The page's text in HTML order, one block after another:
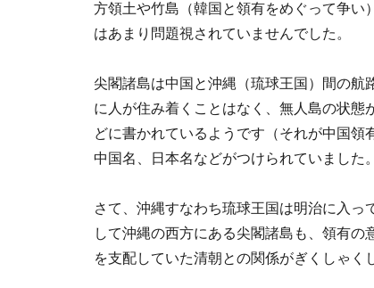
方領土や竹島（韓国と領有をめぐって争い
はあまり問題視されていませんでした。
尖閣諸島は中国と沖縄（琉球王国）間の航
に人が住み着くことはなく、無人島の状
どに書かれているようです（それが中国
中国名、日本名などがつけられていました。
さて、沖縄すなわち琉球王国は明治に入
して沖縄の西方にある尖閣諸島も、領有
を支配していた清朝との関係がぎくしゃく